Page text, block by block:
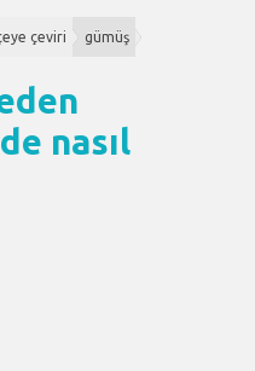
çeviri gümüş
de nasıl